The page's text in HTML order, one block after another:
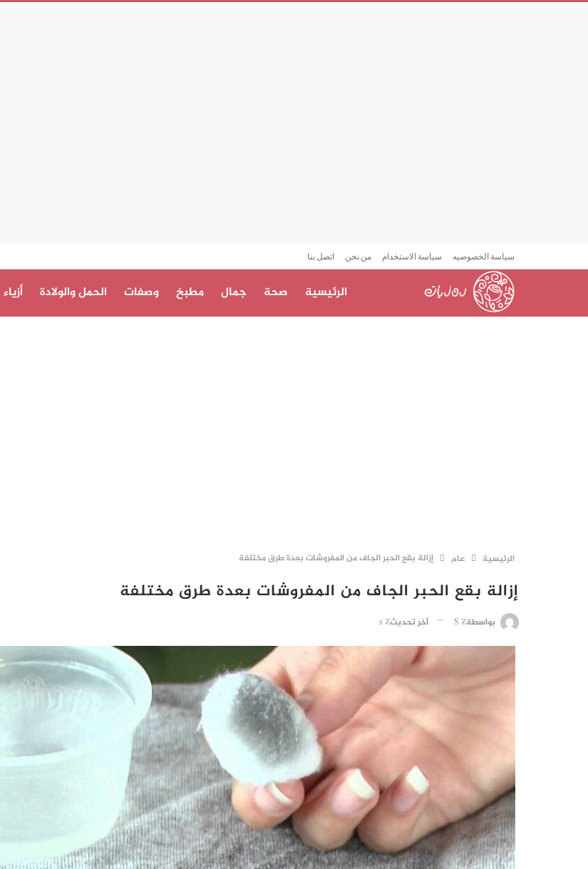
سياسة الخصوصيه سياسة الاستخدام من نحن اتصل بنا
الرئيسية صحة جمال مطبخ وصفات الحمل والولادة أزياء
الرئيسية عام إزالة بقع الحبر الجاف من المفروشات بعدة طرق مختلفة
إزالة بقع الحبر الجاف من المفروشات بعدة طرق مختلفة
بواسطة٪ S آخر تحديث٪ s